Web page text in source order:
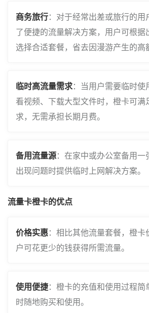
商务旅行：对于经常出差或旅行的
了便捷的流量解决方案，用户可根
选择合适套餐，省去因漫游产生的高
临时高流量需求：当用户需要临时
看视频、下载大型文件时，橙卡可满
求，无需承担长期月费。
备用流量源：在家中或办公室备用
出现问题时提供临时上网解决方案。
流量卡橙卡的优点
价格实惠：相比其他流量套餐，橙
户可花更少的钱获得所需流量。
使用便捷：橙卡的充值和使用过程简
时随地购买和使用。